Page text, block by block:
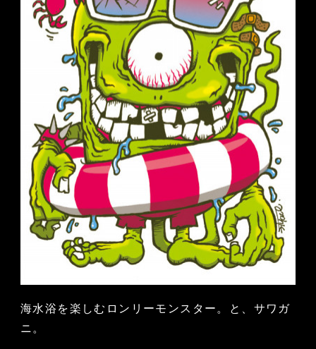
海水浴を楽しむロンリーモンスター。と、サワガ
ニ。